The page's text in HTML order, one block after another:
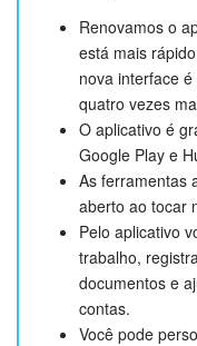
Renovamos o
está mais
nova interface
quatro vezes
O aplicativo é
Google Play e
As ferramentas
aberto ao tocar
Pelo aplicativo
trabalho,
documentos e
contas.
Você pode